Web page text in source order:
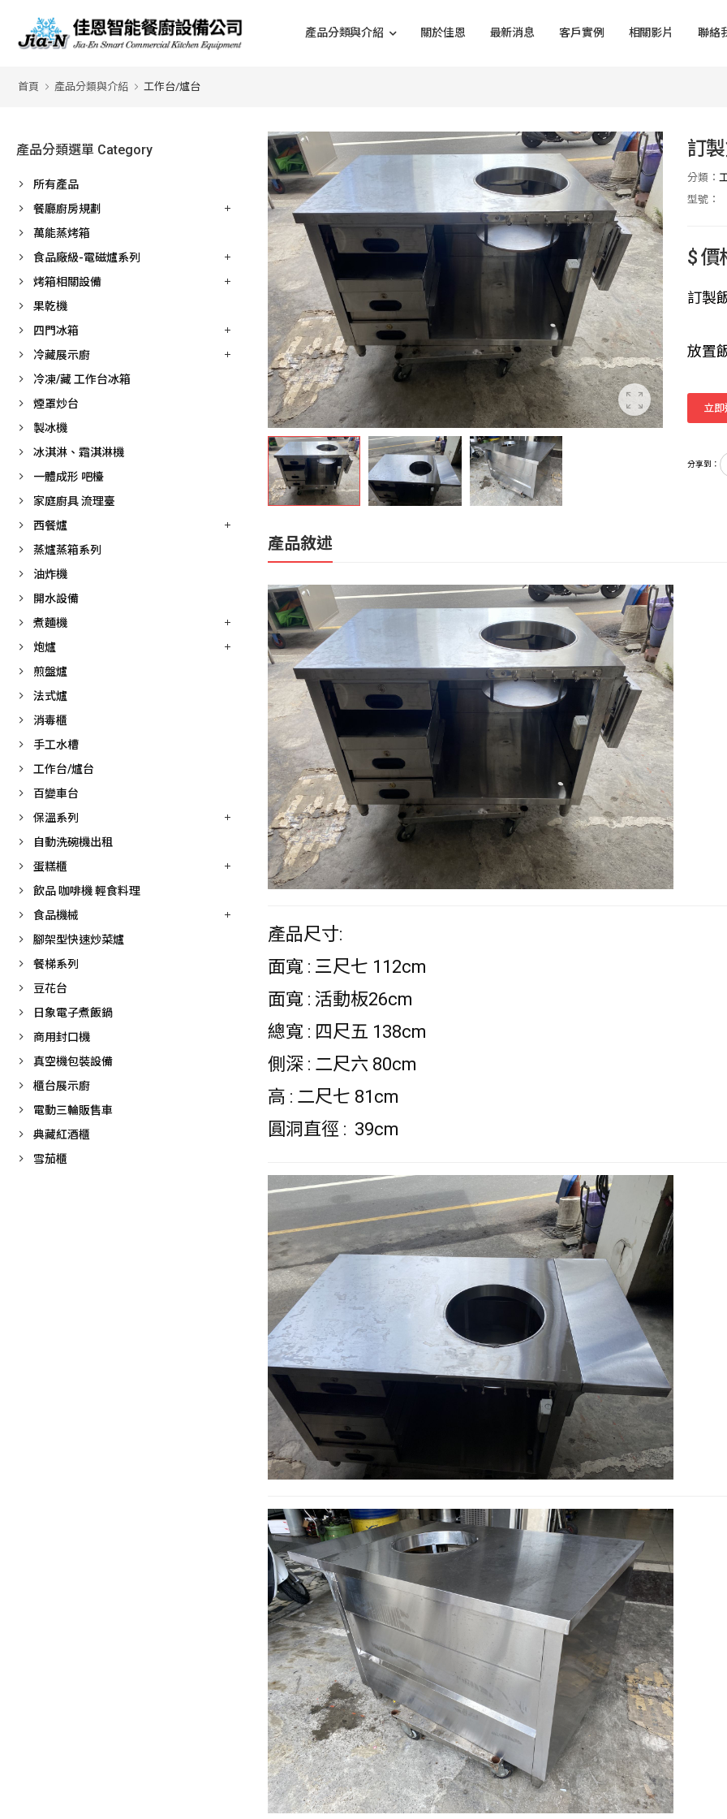
產品分類與介紹 關於佳恩 最新消息 客戶實例 相關影片 聯絡
首頁 產品分類與介紹 工作台/爐台
產品分類選單 Category
所有產品
餐廳廚房規劃
萬能蒸烤箱
食品廠級-電磁爐系列
烤箱相關設備
果乾機
四門冰箱
冷藏展示廚
冷凍/藏 工作台冰箱
煙罩炒台
製冰機
冰淇淋、霜淇淋機
一體成形 吧檯
家庭廚具 流理臺
西餐爐
蒸爐蒸箱系列
油炸機
開水設備
煮麵機
炮爐
煎盤爐
法式爐
消毒櫃
手工水槽
工作台/爐台
百變車台
保溫系列
自動洗碗機出租
蛋糕櫃
飲品 咖啡機 輕食料理
食品機械
腳架型快速炒菜爐
餐梯系列
豆花台
日象電子煮飯鍋
商用封口機
真空機包裝設備
櫃台展示廚
電動三輪販售車
典藏紅酒櫃
雪茄櫃
訂
分類：
型號：
$ 價
訂製
放置
立
分享到：
產品敘述
產品尺寸:
面寬 : 三尺七 112cm
面寬 : 活動板26cm
總寬 : 四尺五 138cm
側深 : 二尺六 80cm
高 : 二尺七 81cm
圓洞直徑 : 39cm